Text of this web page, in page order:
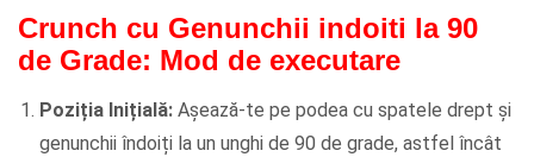
Crunch cu Genunchii indoiti la 90
de Grade: Mod de executare
Poziția Inițială: Așează-te pe podea cu spatele drept și
genunchii îndoiți la un unghi de 90 de grade, astfel încât